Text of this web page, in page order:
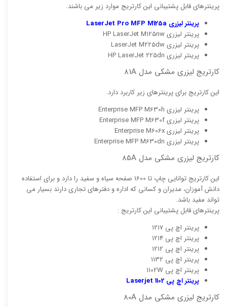
پرینترهای قابل پشتیبانی این کارتریج موارد زیر می باشند.
پرینتر لیزری LaserJet Pro MFP M125a
پرینتر لیزری HP LaserJet M125nw
پرینتر لیزری LaserJet M225dw
پرینتر لیزری HP LaserJet 225dn
کارتریج لیزری مشکی مدل 81A
این کارتریج برای پرینترهای زیر کاربرد دارد.
پرینتر لیزری Enterprise MFP M630h
پرینتر لیزری Enterprise MFP M630f
پرینتر لیزری Enterprise M606x
پرینتر لیزری Enterprise MFP M630dn
کارتریج لیزری مشکی مدل 85A
این کارتریج توانایی چاپ تا 1600 صفحه سیاه و سفید را دارد و برای استفاده
دانش آموزان، مدیران و کسانی که اداره و دفترهای تجاری دارند بسیار می
تواند مفید باشد.
پرینترهای قابل پشتیبانی این کارتریج :
پرینتر اچ پی 1217
پرینتر اچ پی 1214
پرینتر اچ پی 1212
پرینتر اچ پی 1132
پرینتر اچ پی 1102W
پرینتر اچ پی 1102 Laserjet
کارتریج لیزری مشکی مدل 80A